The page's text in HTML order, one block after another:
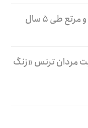
مردان ترنس «زنگ